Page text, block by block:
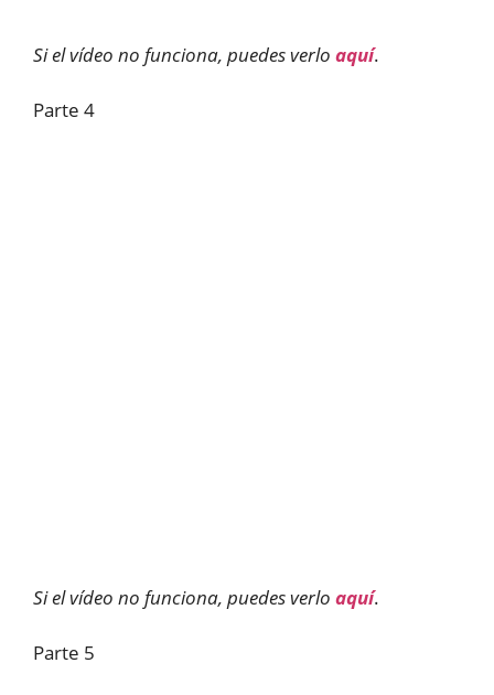
Si el vídeo no funciona, puedes verlo aquí.
Parte 4
Si el vídeo no funciona, puedes verlo aquí.
Parte 5